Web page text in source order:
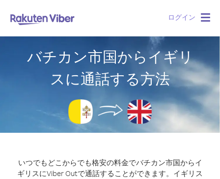
ログイン
バチカン市国からイギリ
スに通話する方法
いつでもどこからでも格安の料金でバチカン市国からイ
ギリスにViber Outで通話することができます。 イギリス